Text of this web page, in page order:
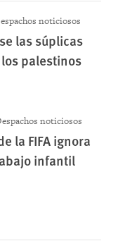
noticiosos
las súplicas
palestinos
noticiosos
la FIFA ignora
infantil